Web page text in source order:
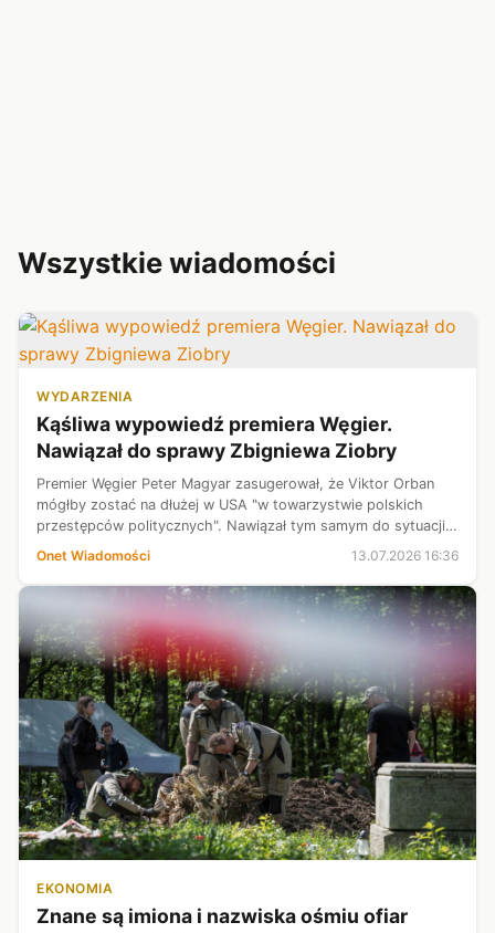
Wszystkie wiadomości
WYDARZENIA
Kąśliwa wypowiedź premiera Węgier.
Nawiązał do sprawy Zbigniewa Ziobry
Premier Węgier Peter Magyar zasugerował, że Viktor Orban
mógłby zostać na dłużej w USA "w towarzystwie polskich
przestępców politycznych". Nawiązał tym samym do sytuacji
Zbigniewa Ziobry.
Onet Wiadomości 13.07.2026 16:36
EKONOMIA
Znane są imiona i nazwiska ośmiu ofiar